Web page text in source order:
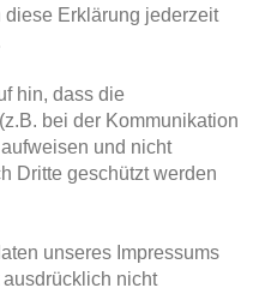
diese Erklärung jederzeit
hin, dass die
bei der Kommunikation
und nicht
Dritte geschützt werden
unseres Impressums
nicht